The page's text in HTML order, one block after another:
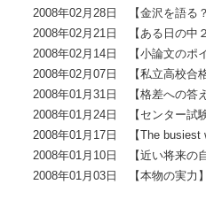
2008年02月28日 【金沢を語る？
2008年02月21日 【ある日の中２
2008年02月14日 【小論文のポイ
2008年02月07日 【私立高校合格
2008年01月31日 【格差への答え
2008年01月24日 【センター試験
2008年01月17日 【The busiest
2008年01月10日 【近い将来の自
2008年01月03日 【本物の実力】